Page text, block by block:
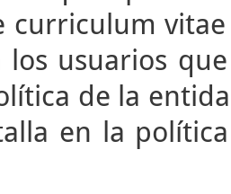
curriculum
usuarios
de la
en la